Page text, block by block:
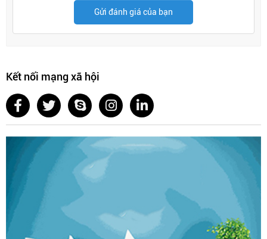
Gửi đánh giá của bạn
Kết nối mạng xã hội